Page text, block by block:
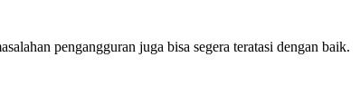
pengangguran juga bisa segera teratasi dengan baik.